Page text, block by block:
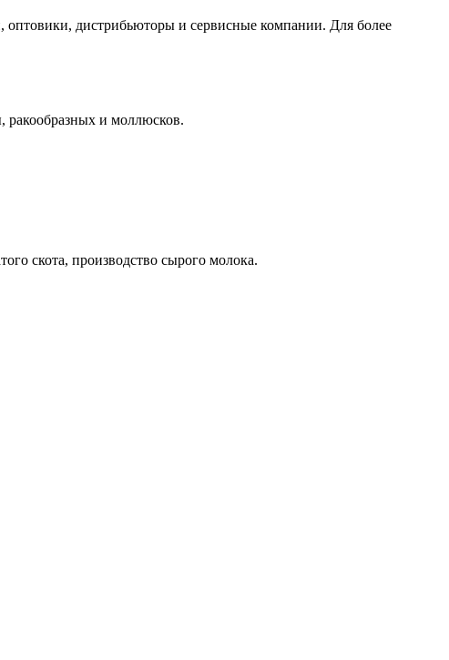
дистрибьюторы и сервисные компании. Для более
и моллюсков.
скота, производство сырого молока.